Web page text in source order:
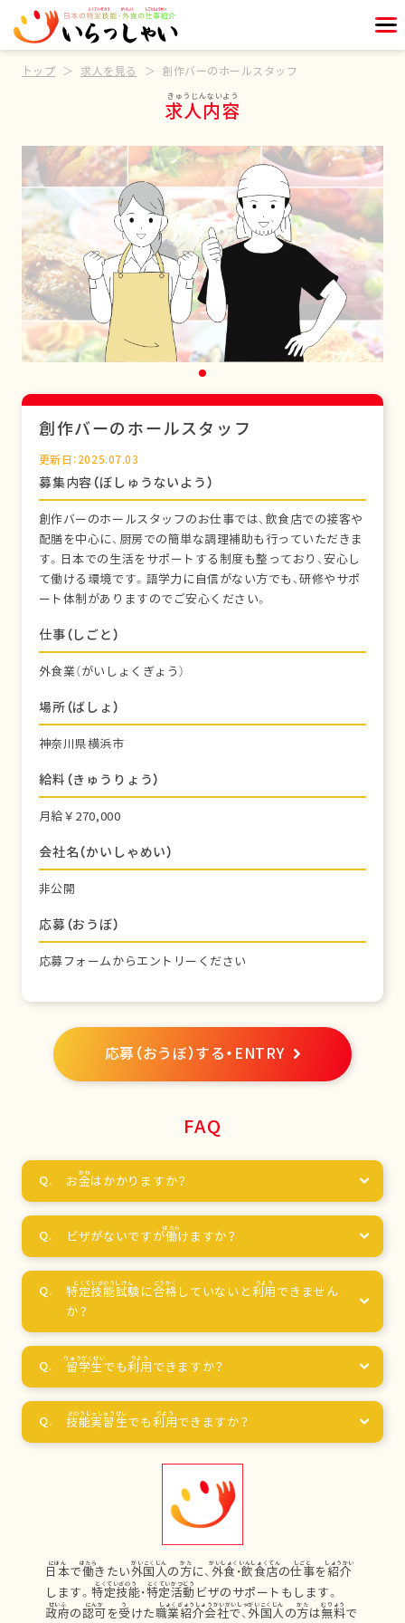
トップ 求人を見る 創作バーのホールスタッフ
求人内容
創作バーのホールスタッフ
更新日：2025.07.03
募集内容（ぼしゅうないよう）
創作バーのホールスタッフのお仕事では、飲食店での接客や
配膳を中心に、厨房での簡単な調理補助も行っていただきま
す。日本での生活をサポートする制度も整っており、安心し
て働ける環境です。語学力に自信がない方でも、研修やサポ
ート体制がありますのでご安心ください。
仕事（しごと）
外食業（がいしょくぎょう）
場所（ばしょ）
神奈川県横浜市
給料（きゅうりょう）
月給￥270,000
会社名（かいしゃめい）
非公開
応募（おうぼ）
応募フォームからエントリーください
応募（おうぼ）する・ENTRY
FAQ
お金はかかりますか？
ビザがないですが働けますか？
特定技能試験に合格 していないと利用 できません
か？
留学生でも利用 できますか？
技能実習生でも利用できますか？
日本で働きたい外国人の方に、 外食 ・飲食店の仕事を紹介
します。特定技能・特定活動 ビザのサポートもします。
政府の認可を受けた職業紹介会社で、 外国人の方は無料で